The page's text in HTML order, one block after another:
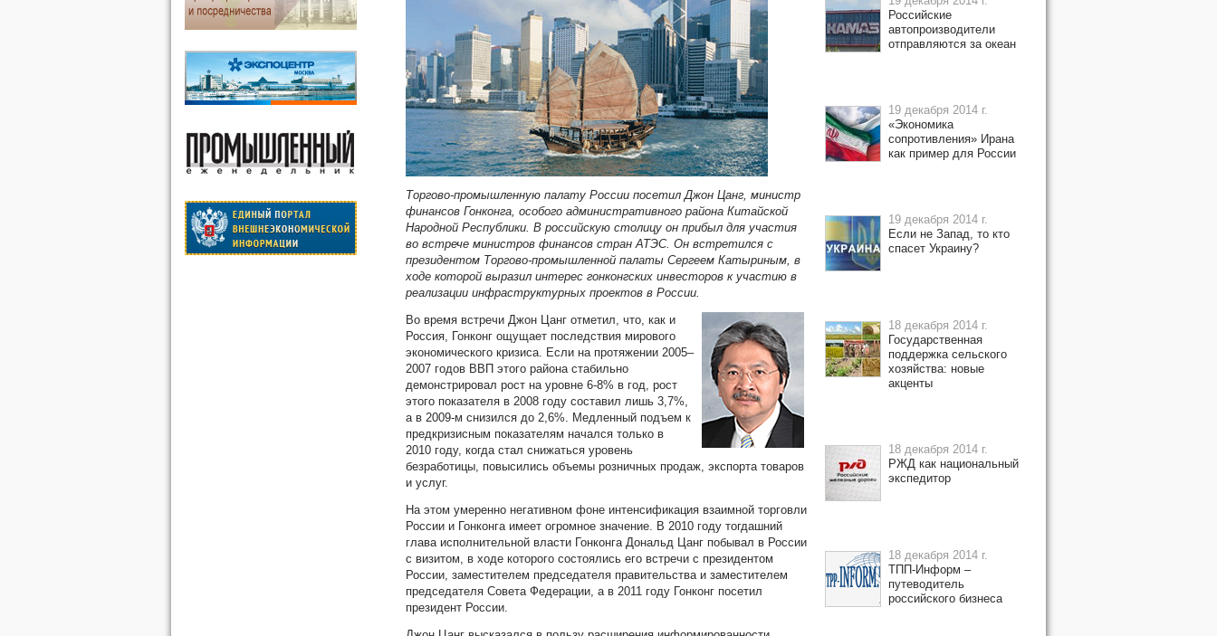
Торгово-промышленную палату России посетил Джон Цанг, министр
финансов Гонконга, особого административного района Китайской
Народной Республики. В российскую столицу он прибыл для участия
во встрече министров финансов стран АТЭС. Он встретился с
президентом Торгово-промышленной палаты Сергеем Катыриным, в
ходе которой выразил интерес гонконгских инвесторов к участию в
реализации инфраструктурных проектов в России.
Во время встречи Джон Цанг отметил, что, как и
Россия, Гонконг ощущает последствия мирового
экономического кризиса. Если на протяжении 2005–
2007 годов ВВП этого района стабильно
демонстрировал рост на уровне 6-8% в год, рост
этого показателя в 2008 году составил лишь 3,7%,
а в 2009-м снизился до 2,6%. Медленный подъем к
предкризисным показателям начался только в
2010 году, когда стал снижаться уровень
безработицы, повысились объемы розничных продаж, экспорта товаров
и услуг.
На этом умеренно негативном фоне интенсификация взаимной торговли
России и Гонконга имеет огромное значение. В 2010 году тогдашний
глава исполнительной власти Гонконга Дональд Цанг побывал в России
с визитом, в ходе которого состоялись его встречи с президентом
России, заместителем председателя правительства и заместителем
председателя Совета Федерации, а в 2011 году Гонконг посетил
президент России.
Российские
автопроизводители
отправляются за океан
19 декабря 2014 г.
«Экономика
сопротивления» Ирана
как пример для России
19 декабря 2014 г.
Если не Запад, то кто
спасет Украину?
18 декабря 2014 г.
Государственная
поддержка сельского
хозяйства: новые
акценты
18 декабря 2014 г.
РЖД как национальный
экспедитор
18 декабря 2014 г.
ТПП-Информ –
путеводитель
российского бизнеса